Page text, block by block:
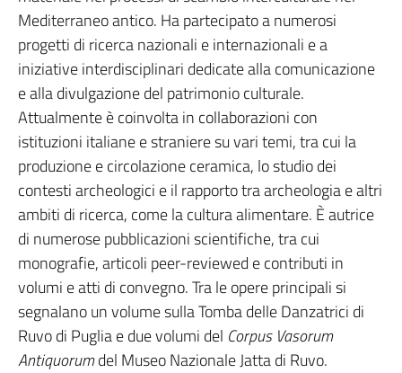
Mediterraneo antico. Ha partecipato a numerosi
progetti di ricerca nazionali e internazionali e a
iniziative interdisciplinari dedicate alla comunicazione
e alla divulgazione del patrimonio culturale.
Attualmente è coinvolta in collaborazioni con
istituzioni italiane e straniere su vari temi, tra cui la
produzione e circolazione ceramica, lo studio dei
contesti archeologici e il rapporto tra archeologia e altri
ambiti di ricerca, come la cultura alimentare. È autrice
di numerose pubblicazioni scientifiche, tra cui
monografie, articoli peer-reviewed e contributi in
volumi e atti di convegno. Tra le opere principali si
segnalano un volume sulla Tomba delle Danzatrici di
Ruvo di Puglia e due volumi del Corpus Vasorum
Antiquorumdel Museo Nazionale Jatta di Ruvo.